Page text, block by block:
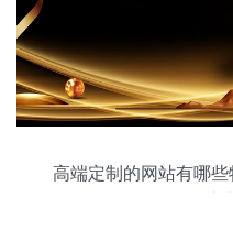
高端定制的网站有哪